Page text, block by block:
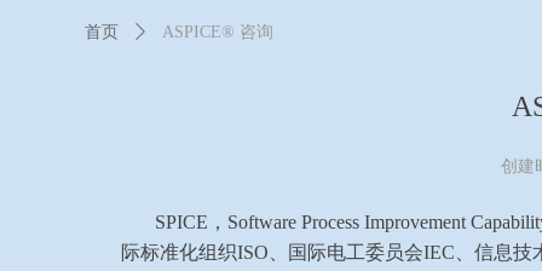
首页 ꄲ ASPICE® 咨询
创建
SPICE，Software Process Improvement
际标准化组织ISO、国际电工委员会IEC、信息